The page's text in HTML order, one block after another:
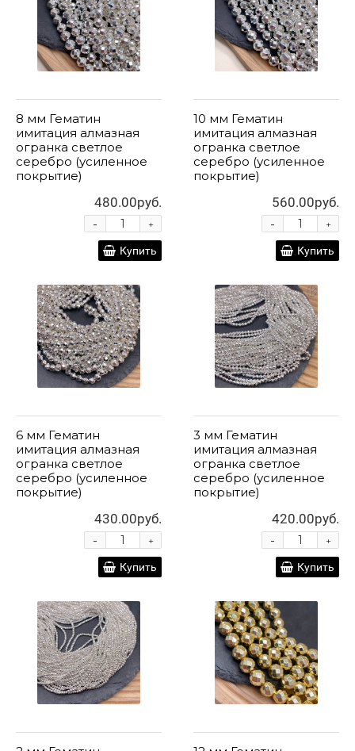
8 мм Гематин
имитация алмазная
огранка светлое
серебро (усиленное
покрытие)
480.00руб.
+
-
Купить
10 мм Гематин
имитация алмазная
огранка светлое
серебро (усиленное
покрытие)
560.00руб.
+
-
Купить
6 мм Гематин
имитация алмазная
огранка светлое
серебро (усиленное
покрытие)
430.00руб.
+
-
Купить
3 мм Гематин
имитация алмазная
огранка светлое
серебро (усиленное
покрытие)
420.00руб.
+
-
Купить